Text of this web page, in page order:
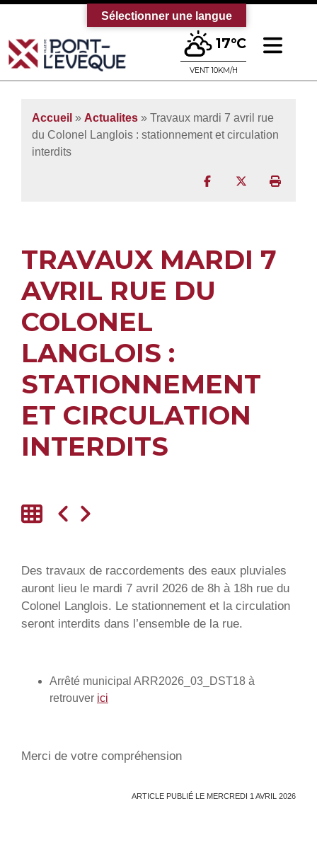
Bienvenue sur le site officiel de la
17°C
VENT 10KM/H
Accueil » Actualites » Travaux mardi 7 avril rue
du Colonel Langlois : stationnement et circulation
interdits
Partager surPartager sur
TRAVAUX MARDI 7
AVRIL RUE DU
COLONEL
LANGLOIS :
STATIONNEMENT
ET CIRCULATION
INTERDITS
Des travaux de raccordements des eaux pluviales
auront lieu le mardi 7 avril 2026 de 8h à 18h rue du
Colonel Langlois. Le stationnement et la circulation
seront interdits dans l’ensemble de la rue.
Arrêté municipal ARR2026_03_DST18 à
retrouver ici
Merci de votre compréhension
ARTICLE PUBLIÉ LE MERCREDI 1 AVRIL 2026
Sélectionner une langue